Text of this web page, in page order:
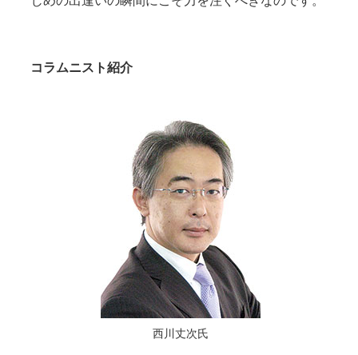
コラムニスト紹介
西川丈次氏